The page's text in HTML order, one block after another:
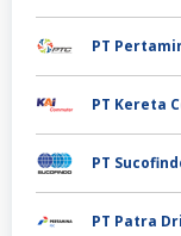
PT
PT Kereta
PT
PT Patra